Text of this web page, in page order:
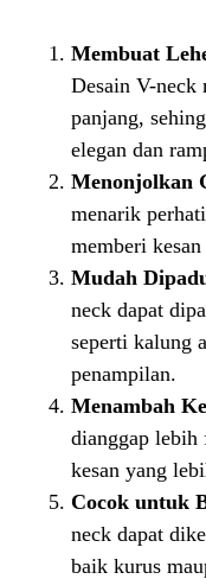
Membuat
Desain V-neck
panjang,
elegan dan
Menonjolkan
menarik
memberi
Mudah
neck dapat
seperti kalung
penampilan.
Menambah
dianggap lebih
kesan yang
Cocok untuk
neck dapat
baik kurus